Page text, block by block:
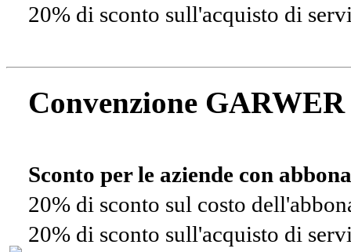
20% di sconto sull'acquisto di
Convenzione
Sconto per le aziende con
20% di sconto sul costo
20% di sconto sull'acquisto di